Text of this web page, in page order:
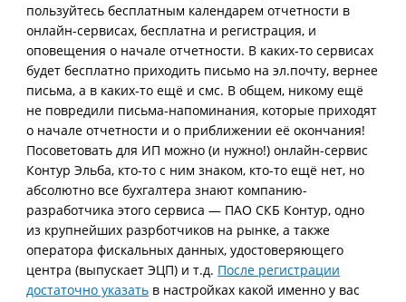
пользуйтесь бесплатным календарем отчетности в
онлайн-сервисах, бесплатна и регистрация, и
оповещения о начале отчетности. В каких-то сервисах
будет бесплатно приходить письмо на эл.почту, вернее
письма, а в каких-то ещё и смс. В общем, никому ещё
не повредили письма-напоминания, которые приходят
о начале отчетности и о приближении её окончания!
Посоветовать для ИП можно (и нужно!) онлайн-сервис
Контур Эльба, кто-то с ним знаком, кто-то ещё нет, но
абсолютно все бухгалтера знают компанию-
разработчика этого сервиса — ПАО СКБ Контур, одно
из крупнейших разрботчиков на рынке, а также
оператора фискальных данных, удостоверяющего
центра (выпускает ЭЦП) и т.д. После регистрации
достаточно указать в настройках какой именно у вас